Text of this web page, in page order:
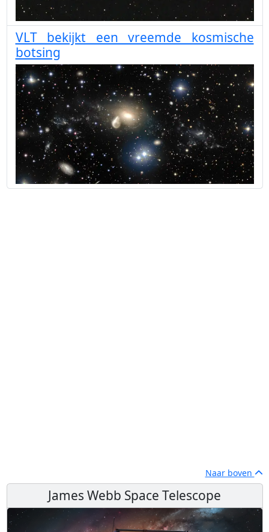
VLT bekijkt een vreemde kosmische
botsing
Naar boven
James Webb Space Telescope